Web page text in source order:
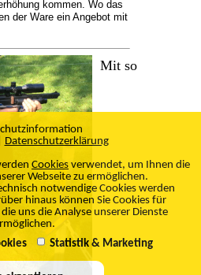
kommen. Wo das
der Ware ein Angebot mit
Mit so
Datenschutzerklärung
Cookies verwendet, um Ihnen die
Webseite zu ermöglichen.
notwendige Cookies werden
hinaus können Sie Cookies für
uns die Analyse unserer Dienste
Statistik & Marketing